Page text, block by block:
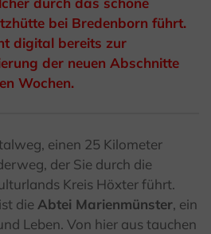
bei Bredenborn führt.
digital bereits zur
der neuen Abschnitte
Wochen.
einen 25 Kilometer
der Sie durch die
Kreis Höxter führt.
die Abtei Marienmünster, ein
Leben. Von hier aus tauchen